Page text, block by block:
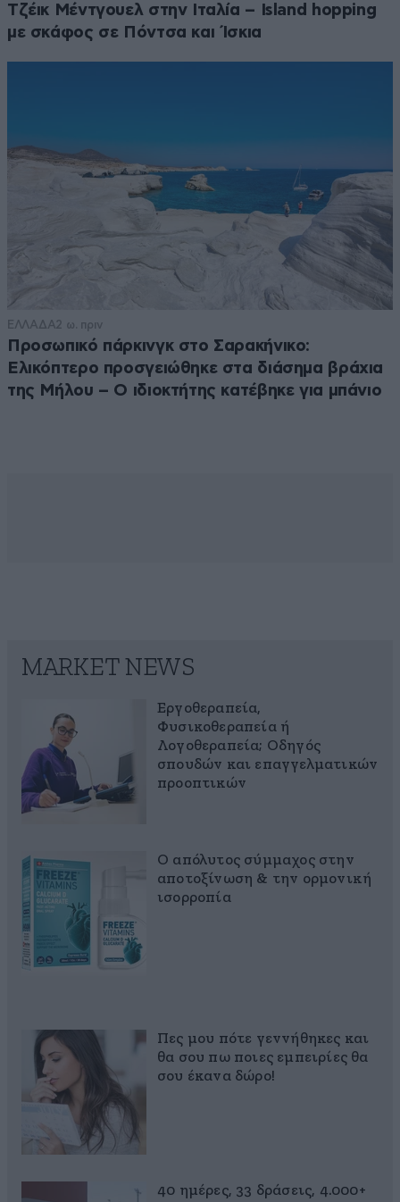
Τζέικ Μέντγουελ στην Ιταλία – Island hopping
με σκάφος σε Πόντσα και Ίσκια
ΕΛΛΑΔΑ2 ω. πριν
Προσωπικό πάρκινγκ στο Σαρακήνικο:
Ελικόπτερο προσγειώθηκε στα διάσημα βράχια
της Μήλου – Ο ιδιοκτήτης κατέβηκε για μπάνιο
MARKET NEWS
Εργοθεραπεία,
Φυσικοθεραπεία ή
Λογοθεραπεία; Οδηγός
σπουδών και επαγγελματικών
προοπτικών
Ο απόλυτος σύμμαχος στην
αποτοξίνωση & την ορμονική
ισορροπία
Πες μου πότε γεννήθηκες και
θα σου πω ποιες εμπειρίες θα
σου έκανα δώρο!
40 ημέρες, 33 δράσεις, 4.000+